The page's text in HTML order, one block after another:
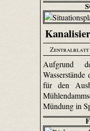
Zentralblatt
Aufgrund
für den
Mündung in